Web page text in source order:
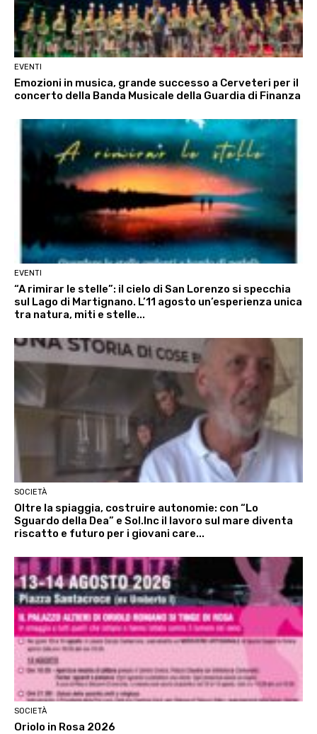
EVENTI
Emozioni in musica, grande successo a Cerveteri per il
concerto della Banda Musicale della Guardia di Finanza
EVENTI
“A rimirar le stelle”: il cielo di San Lorenzo si specchia
sul Lago di Martignano. L’11 agosto un’esperienza unica
tra natura, miti e stelle...
SOCIETÀ
Oltre la spiaggia, costruire autonomie: con “Lo
Sguardo della Dea” e Sol.Inc il lavoro sul mare diventa
riscatto e futuro per i giovani care...
SOCIETÀ
Oriolo in Rosa 2026